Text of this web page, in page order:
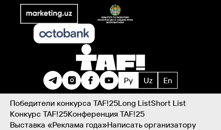
Ру Uz En
Победители конкурса TAF!25Long ListShort List
Конкурс TAF!25Конференция TAF!25
Выставка «Реклама года»Написать организатору